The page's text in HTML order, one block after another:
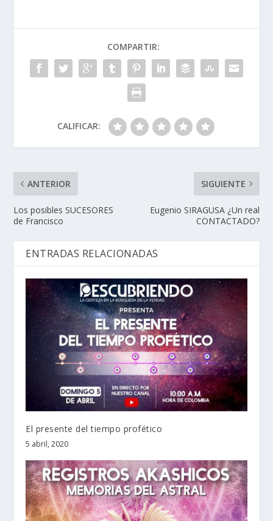
COMPARTIR:
CALIFICAR:
ANTERIOR
Los posibles SUCESORES
de Francisco
SIGUIENTE
Eugenio SIRAGUSA ¿Un real
CONTACTADO?
ENTRADAS RELACIONADAS
El presente del tiempo profético
5 abril, 2020